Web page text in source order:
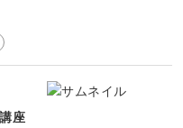
座